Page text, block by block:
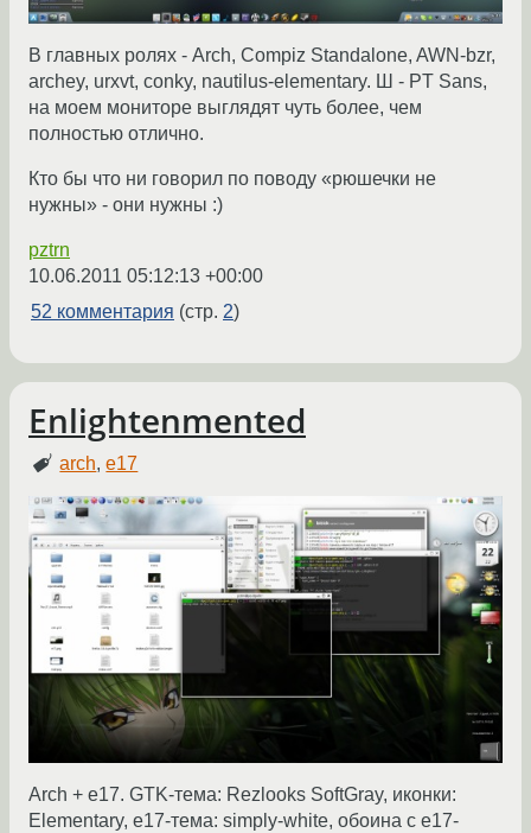
В главных ролях - Arch, Compiz Standalone, AWN-bzr,
archey, urxvt, conky, nautilus-elementary. Ш - PT Sans,
на моем мониторе выглядят чуть более, чем
полностью отлично.
Кто бы что ни говорил по поводу «рюшечки не
нужны» - они нужны :)
pztrn
10.06.2011 05:12:13 +00:00
52 комментария (стр. 2)
Enlightenmented
arch,e17
Arch + e17. GTK-тема: Rezlooks SoftGray, иконки:
Elementary, e17-тема: simply-white, обоина с e17-